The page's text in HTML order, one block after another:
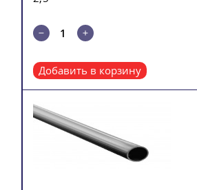
Добавить в корзину